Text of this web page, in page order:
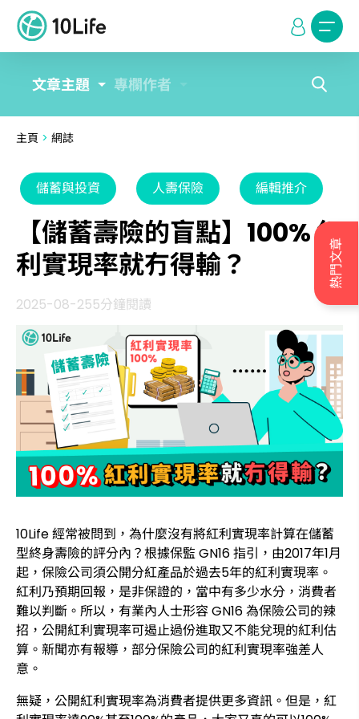
熱門文章
文章主題 專欄作者
主頁 > 網誌
儲蓄與投資 人壽保險 編輯推介
【儲蓄壽險的盲點】100% 紅
利實現率就冇得輸？
2025-08-255分鐘閱讀
10Life 經常被問到，為什麼沒有將紅利實現率計算在儲蓄
型終身壽險的評分內？根據保監 GN16 指引，由2017年1月
起，保險公司須公開分紅產品於過去5年的紅利實現率。
紅利乃預期回報，是非保證的，當中有多少水分，消費者
難以判斷。所以，有業內人士形容 GN16 為保險公司的辣
招，公開紅利實現率可遏止過份進取又不能兌現的紅利估
算。新聞亦有報導，部分保險公司的紅利實現率強差人
意。
無疑，公開紅利實現率為消費者提供更多資訊。但是，紅